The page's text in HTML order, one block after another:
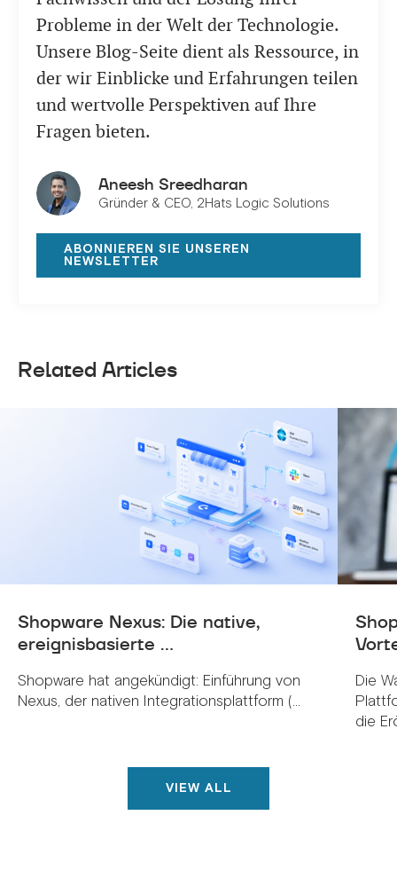
Probleme in der Welt der Technologie.
Unsere Blog-Seite dient als Ressource, in
der wir Einblicke und Erfahrungen teilen
und wertvolle Perspektiven auf Ihre
Fragen bieten.
Aneesh Sreedharan
Gründer & CEO, 2Hats Logic Solutions
ABONNIEREN SIE UNSEREN
NEWSLETTER
Related Articles
Shopware Nexus: Die native,
ereignisbasierte ...
Shopware hat angekündigt: Einführung von
Nexus, der nativen Integrationsplattform (...
Die
die
VIEW ALL